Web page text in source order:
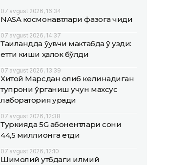
07 avgust 2026, 16:34
NASA космонавтлари фазога чиқди
07 avgust 2026, 14:37
Таиландда ўқувчи мактабда ўқ узди:
етти киши ҳалок бўлди
07 avgust 2026, 13:39
Хитой Марсдан олиб келинадиган
тупроқни ўрганиш учун махсус
лаборатория қуради
07 avgust 2026, 12:38
Туркияда 5G абонентлари сони
44,5 миллионга етди
07 avgust 2026, 12:10
Шимолий қутбдаги илмий